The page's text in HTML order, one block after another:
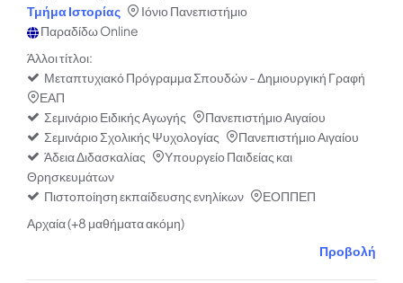
Τμήμα Ιστορίας
Ιόνιο Πανεπιστήμιο
Παραδίδω Online
Άλλοι τίτλοι:
Μεταπτυχιακό Πρόγραμμα Σπουδών - Δημιουργική Γραφή
ΕΑΠ
Σεμινάριο Ειδικής Αγωγής
Πανεπιστήμιο Αιγαίου
Σεμινάριο Σχολικής Ψυχολογίας
Πανεπιστήμιο Αιγαίου
Άδεια Διδασκαλίας
Υπουργείο Παιδείας και
Θρησκευμάτων
Πιστοποίηση εκπαίδευσης ενηλίκων
ΕΟΠΠΕΠ
Αρχαία (+8 μαθήματα ακόμη)
Προβολή